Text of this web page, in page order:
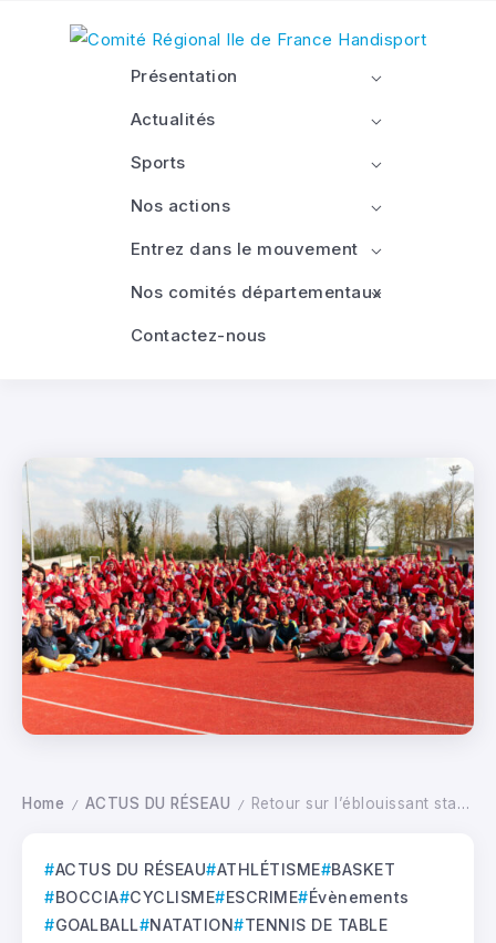
Présentation
Actualités
Sports
Nos actions
Entrez dans le mouvement
Nos comités départementaux
Contactez-nous
Home / ACTUS DU RÉSEAU / Retour sur l’éblouissant stage JAP inter-régional 2025
ACTUS DU RÉSEAU ATHLÉTISME
BASKET
BOCCIA
CYCLISME ESCRIME
Évènements
GOALBALL
NATATION TENNIS DE TABLE